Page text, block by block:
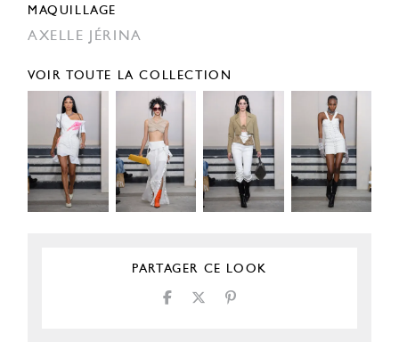
MAQUILLAGE
AXELLE JÉRINA
VOIR TOUTE LA COLLECTION
PARTAGER CE LOOK